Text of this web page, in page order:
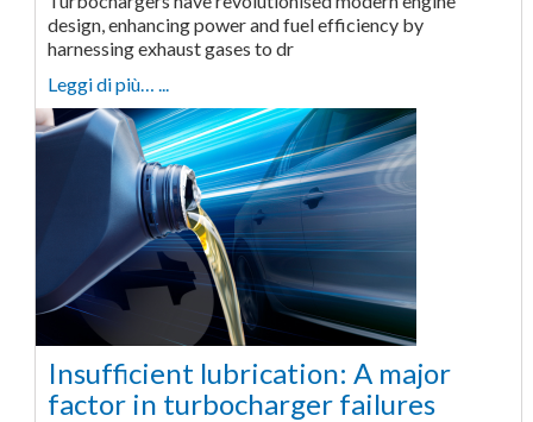
design, enhancing power and fuel efficiency by
harnessing exhaust gases to dr
Leggi di più… ...
Insufficient lubrication: A major
factor in turbocharger failures